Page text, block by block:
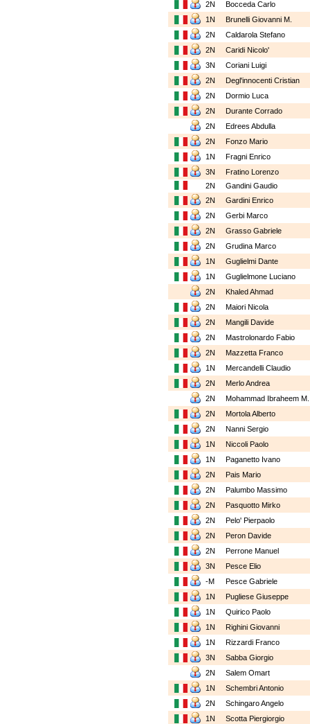
2N
Bocceda Carlo
1N
Brunelli Giovanni M.
2N
Caldarola Stefano
2N
Caridi Nicolo'
3N
Coriani Luigi
2N
Degl'innocenti Cristian
2N
Dormio Luca
2N
Durante Corrado
2N
Edrees Abdulla
2N
Fonzo Mario
1N
Fragni Enrico
3N
Fratino Lorenzo
2N
Gandini Gaudio
2N
Gardini Enrico
2N
Gerbi Marco
2N
Grasso Gabriele
2N
Grudina Marco
1N
Guglielmi Dante
1N
Guglielmone Luciano
2N
Khaled Ahmad
2N
Maiori Nicola
2N
Mangili Davide
2N
Mastrolonardo Fabio
2N
Mazzetta Franco
1N
Mercandelli Claudio
2N
Merlo Andrea
2N
Mohammad Ibraheem
2N
Mortola Alberto
2N
Nanni Sergio
1N
Niccoli Paolo
1N
Paganetto Ivano
2N
Pais Mario
2N
Palumbo Massimo
2N
Pasquotto Mirko
2N
Pelo' Pierpaolo
2N
Peron Davide
2N
Perrone Manuel
3N
Pesce Elio
-M
Pesce Gabriele
1N
Pugliese Giuseppe
1N
Quirico Paolo
1N
Righini Giovanni
1N
Rizzardi Franco
3N
Sabba Giorgio
2N
Salem Omart
1N
Schembri Antonio
2N
Schingaro Angelo
1N
Scotta Piergiorgio